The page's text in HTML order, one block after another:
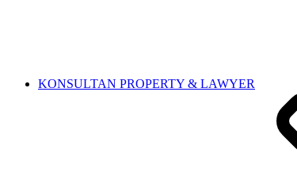
KONSULTAN PROPERTY & LAWYER